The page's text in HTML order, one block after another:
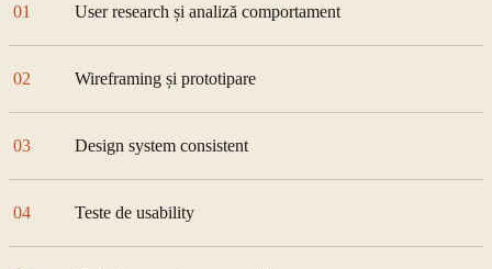
01 User research și analiză comportament
02 Wireframing și prototipare
03 Design system consistent
04 Teste de usability